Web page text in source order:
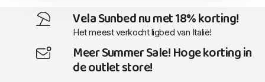
Vela Sunbed nu met 18% korting!
Het meest verkocht ligbed van Italië!
Meer Summer Sale! Hoge korting in
de outlet store!